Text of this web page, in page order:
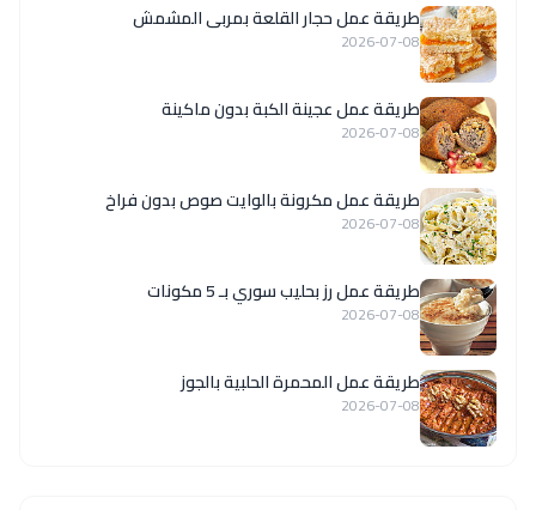
طريقة عمل حجار القلعة بمربى المشمش
2026-07-08
طريقة عمل عجينة الكبة بدون ماكينة
2026-07-08
طريقة عمل مكرونة بالوايت صوص بدون فراخ
2026-07-08
طريقة عمل رز بحليب سوري بـ 5 مكونات
2026-07-08
طريقة عمل المحمرة الحلبية بالجوز
2026-07-08